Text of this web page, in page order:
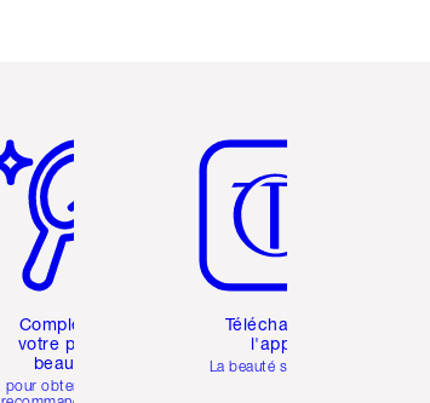
Compléter
votre profil
beauté
pour obtenir des
Téléchargez
l'appli
La beauté simplifiée